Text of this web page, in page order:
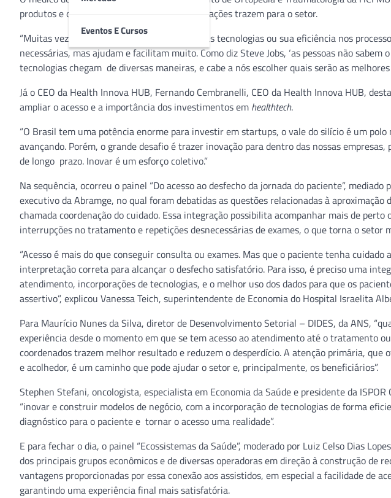
Eventos E Cursos
produtos e destacou os benefícios que as inovações trazem para o setor.
“Muitas vezes questionamos a importância das tecnologias ou sua eficiência nos
necessárias, mas ajudam e facilitam muito. Como diz Steve Jobs, ‘as pessoas não sabem
tecnologias chegam de diversas maneiras, e cabe a nós escolher quais serão as melhores
Já o CEO da Health Innova HUB, Fernando Cembranelli, CEO da Health Innova HUB,
ampliar o acesso e a importância dos investimentos em healthtech.
“O Brasil tem uma potência enorme para investir em startups, o vale do silício é um
avançando. Porém, o grande desafio é trazer inovação para dentro das nossas
de longo prazo. Inovar é um esforço coletivo.”
Na sequência, ocorreu o painel “Do acesso ao desfecho da jornada do paciente”,
executivo da Abramge, no qual foram debatidas as questões relacionadas à aproximação
chamada coordenação do cuidado. Essa integração possibilita acompanhar mais de
interrupções no tratamento e repetições desnecessárias de exames, o que torna o setor
“Acesso é mais do que conseguir consulta ou exames. Mas que o paciente tenha cuidado
interpretação correta para alcançar o desfecho satisfatório. Para isso, é preciso uma
atendimento, incorporações de tecnologias, e o melhor uso dos dados para que os
assertivo”, explicou Vanessa Teich, superintendente de Economia do Hospital Israelita
Para Maurício Nunes da Silva, diretor de Desenvolvimento Setorial – DIDES, da ANS,
experiência desde o momento em que se tem acesso ao atendimento até o tratamento
coordenados trazem melhor resultado e reduzem o desperdício. A atenção primária,
e acolhedor, é um caminho que pode ajudar o setor e, principalmente, os beneficiários”.
Stephen Stefani, oncologista, especialista em Economia da Saúde e presidente da
“inovar e construir modelos de negócio, com a incorporação de tecnologias de forma
diagnóstico para o paciente e tornar o acesso uma realidade”.
E para fechar o dia, o painel “Ecossistemas da Saúde”, moderado por Luiz Celso Dias
dos principais grupos econômicos e de diversas operadoras em direção à construção de
vantagens proporcionadas por essa conexão aos assistidos, em especial a facilidade de
garantindo uma experiência final mais satisfatória.